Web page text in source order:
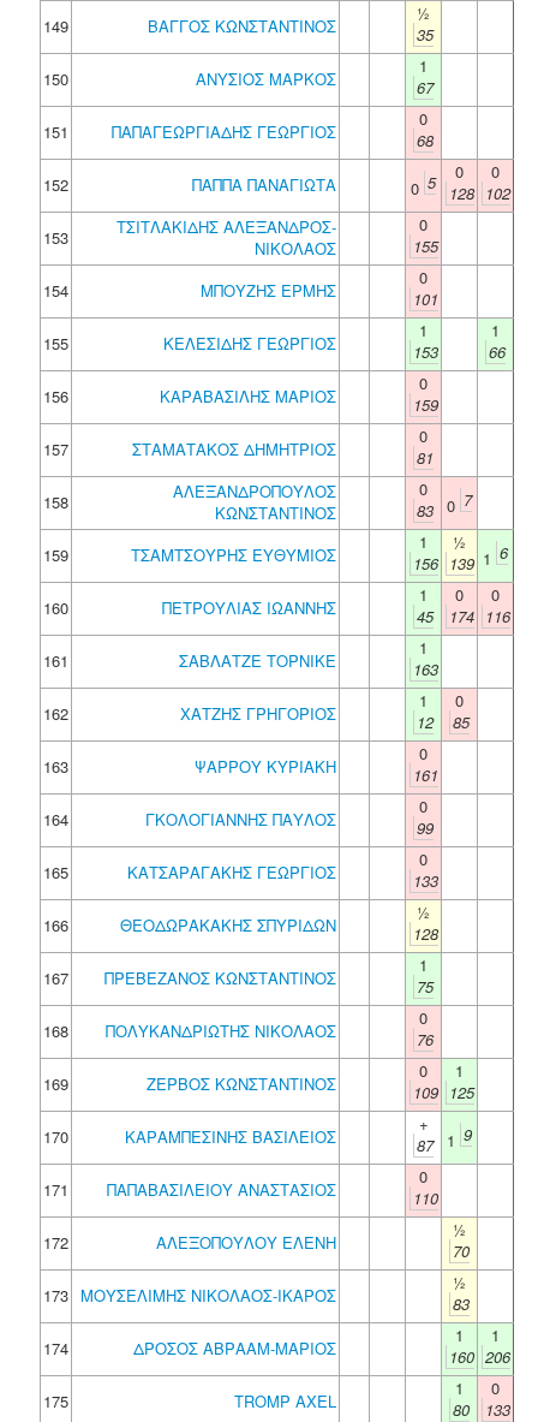
149
ΒΑΓΓΟΣ ΚΩΝΣΤΑΝΤΙΝΟΣ
½
35
150
ΑΝΥΣΙΟΣ ΜΑΡΚΟΣ
1
67
151
ΠΑΠΑΓΕΩΡΓΙΑΔΗΣ ΓΕΩΡΓΙΟΣ
0
68
152
ΠΑΠΠΑ ΠΑΝΑΓΙΩΤΑ 0 5
0
128
0
102
153
ΤΣΙΤΛΑΚΙΔΗΣ ΑΛΕΞΑΝΔΡΟΣ-
ΝΙΚΟΛΑΟΣ
0
155
154
ΜΠΟΥΖΗΣ ΕΡΜΗΣ
0
101
155
ΚΕΛΕΣΙΔΗΣ ΓΕΩΡΓΙΟΣ
1
153
1
66
156
ΚΑΡΑΒΑΣΙΛΗΣ ΜΑΡΙΟΣ
0
159
157
ΣΤΑΜΑΤΑΚΟΣ ΔΗΜΗΤΡΙΟΣ
0
81
158
ΑΛΕΞΑΝΔΡΟΠΟΥΛΟΣ
ΚΩΝΣΤΑΝΤΙΝΟΣ
0
83 0 7
159 ΤΣΑΜΤΣΟΥΡΗΣ ΕΥΘΥΜΙΟΣ
1
156
½
139 1 6
160 ΠΕΤΡΟΥΛΙΑΣ ΙΩΑΝΝΗΣ
1
45
0
174
0
116
161
ΣΑΒΛΑΤΖΕ ΤΟΡΝΙΚΕ
1
163
162
ΧΑΤΖΗΣ ΓΡΗΓΟΡΙΟΣ
1
12
0
85
163
ΨΑΡΡΟΥ ΚΥΡΙΑΚΗ
0
161
164
ΓΚΟΛΟΓΙΑΝΝΗΣ ΠΑΥΛΟΣ
0
99
165
ΚΑΤΣΑΡΑΓΑΚΗΣ ΓΕΩΡΓΙΟΣ
0
133
166
ΘΕΟΔΩΡΑΚΑΚΗΣ ΣΠΥΡΙΔΩΝ
½
128
167
ΠΡΕΒΕΖΑΝΟΣ ΚΩΝΣΤΑΝΤΙΝΟΣ
1
75
168
ΠΟΛΥΚΑΝΔΡΙΩΤΗΣ ΝΙΚΟΛΑΟΣ
0
76
169
ΖΕΡΒΟΣ ΚΩΝΣΤΑΝΤΙΝΟΣ
0
109
1
125
170
ΚΑΡΑΜΠΕΣΙΝΗΣ ΒΑΣΙΛΕΙΟΣ
+
87
1 9
171 ΠΑΠΑΒΑΣΙΛΕΙΟΥ ΑΝΑΣΤΑΣΙΟΣ
0
110
172
ΑΛΕΞΟΠΟΥΛΟΥ ΕΛΕΝΗ
½
70
173 ΜΟΥΣΕΛΙΜΗΣ ΝΙΚΟΛΑΟΣ-ΙΚΑΡΟΣ
½
83
174
ΔΡΟΣΟΣ ΑΒΡΑΑΜ-ΜΑΡΙΟΣ
1
160
1
206
175
TROMP AXEL
1
80
0
133